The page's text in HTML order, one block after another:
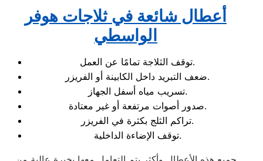
أعطال شائعة في ثلاجات هوفر
الواسطي
توقف الثلاجة تمامًا عن العمل.
ضعف التبريد داخل الكابينة أو الفريزر.
تسريب مياه أسفل الجهاز.
صدور أصوات مرتفعة أو غير معتادة.
تراكم الثلج بكثرة في الفريزر.
توقف الإضاءة الداخلية.